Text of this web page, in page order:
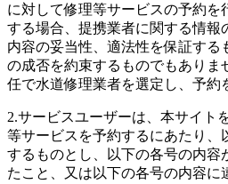
に対して修理等サービスの予約を
する場合、提携業者に関する情報
内容の妥当性、適法性を保証する
の成否を約束するものでもありま
任で水道修理業者を選定し、予約
2.サービスユーザーは、本サイト
等サービスを予約するにあたり、
するものとし、以下の各号の内容
たこと、又は以下の各号の内容に